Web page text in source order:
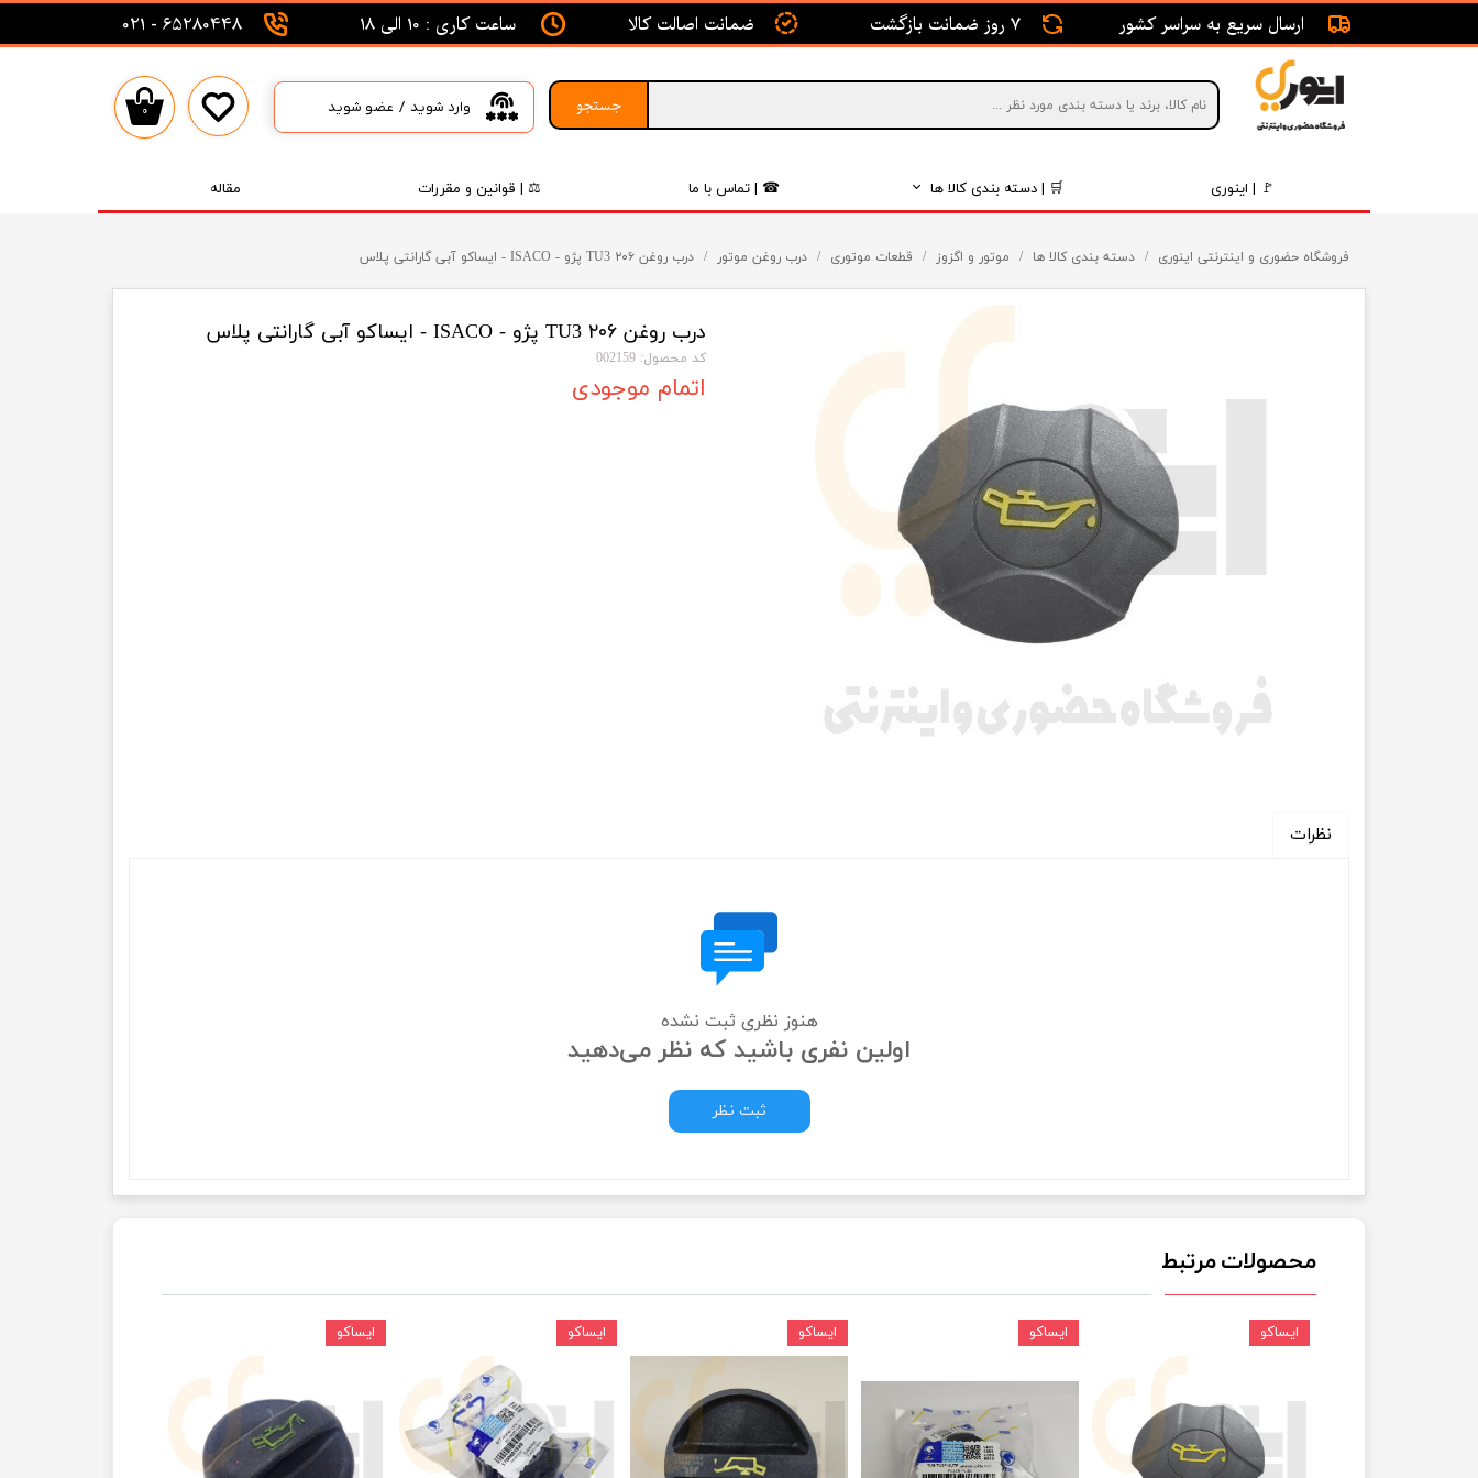
جستجو
🚩 | اینوری 🛒 | دسته بندی کالا ها
قطعات بدنه
موتور و اگزوز
برقی و الکتریکی
روغن و فیلتر
قطعات داخلی
انتقال قدرت
فرمان، جلوبندی و ترمز
لوازم جانبی و اسپرت
کاسه نمد ماشین
☎ | تماس با ما ⚖ | قوانین و مقررات مقاله
ارسال سریع به سراسر کشور 7 روز ضمانت بازگشت ضمانت اصالت کالا ساعت کاری : 10 الی 18 65280448 - 021
۰ وارد شوید / عضو شوید
حساب کاربری من
تغییر گذر واژه
فروشگاه حضوری و اینترنتی اینوری دسته بندی کالا ها موتور و اگزوز قطعات موتوری درب روغن موتور درب روغن ۲۰۶ TU3 پژو - ISACO - ایساکو آبی گارانتی پلاس
درب روغن ۲۰۶ TU3 پژو - ISACO - ایساکو آبی گارانتی پلاس
کد محصول: 002159
اتمام موجودی
نظرات
هنوز نظری ثبت نشده
اولین نفری باشید که نظر می‌دهید
ثبت نظر
محصولات مرتبط
ایساکو ایساکو ایساکو ایساکو ایساکو